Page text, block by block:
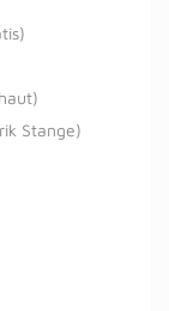
)
)
Stange)